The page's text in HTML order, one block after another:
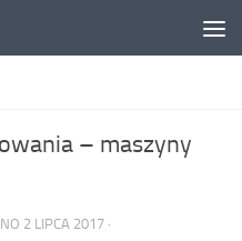
– maszyny
2 LIPCA 2017 ·